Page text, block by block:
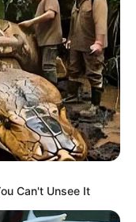
Can't Unsee It